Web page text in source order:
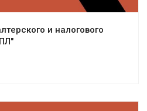
и налогового